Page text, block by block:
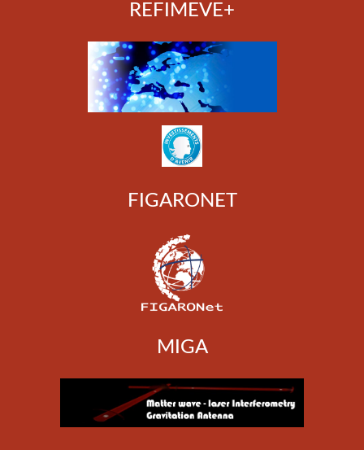
REFIMEVE+
FIGARONET
MIGA